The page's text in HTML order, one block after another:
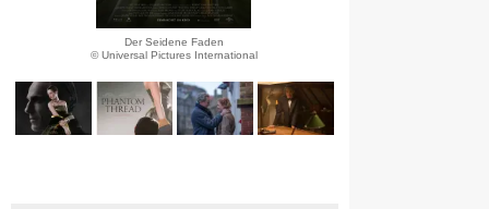
Der Seidene Faden
© Universal Pictures International